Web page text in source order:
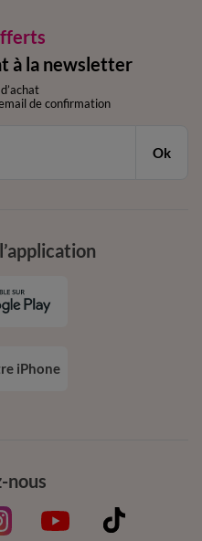
à la newsletter
de confirmation
Ok
nous
iPhone